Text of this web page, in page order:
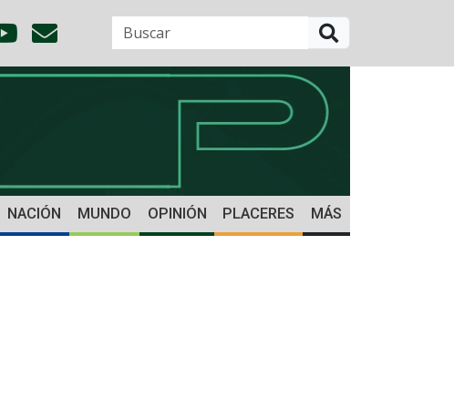
NACIÓN MUNDO OPINIÓN PLACERES MÁS